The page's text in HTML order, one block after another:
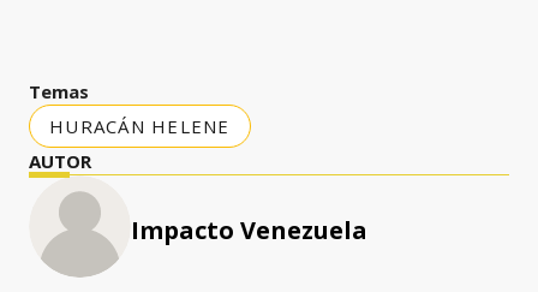
Temas
HURACÁN HELENE
AUTOR
Impacto Venezuela